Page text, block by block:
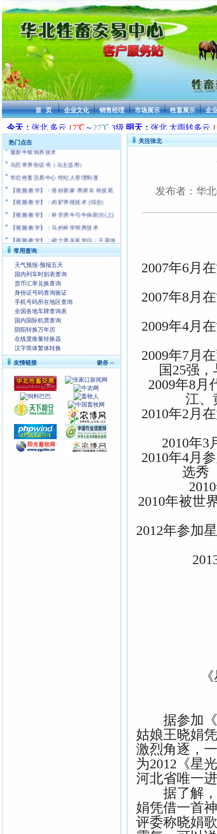
首 页 企业文化 销售经理 市场展示 牲畜展示 企
热门点击
2013年活牛交易价格 华北牲畜交易中心
2013年活驴交易价格 华北牲畜交易中心
2013年活马交易价格 华北牲畜交易中心
2013年骆驼交易价格 华北牲畜交易中心
2013年骡子交易价格 华北牲畜交易中心
2013年活羊交易价格 华北牲畜交易中心
[通告]:近年来无良中介和商贩严重抄袭本站
华北牲畜交易中心 乘车路线及车票价格
最新牛犊饲养技术
【视频 教学】：肉驴养殖技术 (综合)
【视频 教学】：科学养牛与牛病防治(上)
【视频 教学】：马的科学饲养技术
【视频 教学】：硕士养羊有学问；子姜地
下有玄机
常用查询
天气预报-预报五天
国内列车时刻表查询
货币汇率兑换查询
身份证号码查询验证
手机号码所在地区查询
全国各地车牌查询表
国内国际机票查询
阴阳转换万年历
在线度衡量转换器
汉字简体繁体转换
友情链接
关注张北
发布者：华
2007年6月
2007年8月
2009年4月
2009年7月
国25强
2009年8月
江、
2010年2月
2010年3
2010年4月
选秀
2010年被世
2012年参加
《
据参加《
姑娘王晓娟
激烈角逐，
为2012《星
河北省唯一
据了解，
娟凭借一首
评委称晓娟